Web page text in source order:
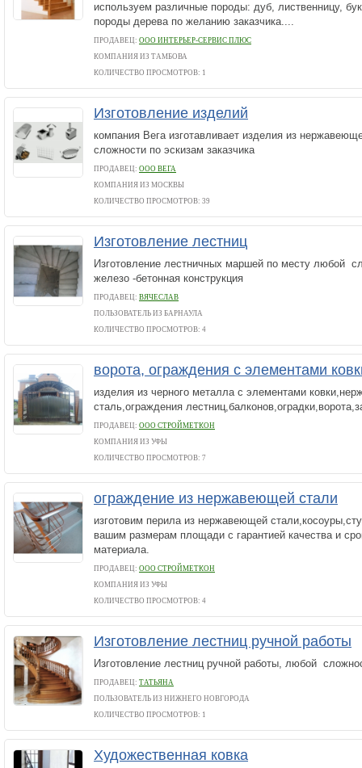
используем различные породы: дуб, лиственницу,
породы дерева по желанию заказчика....
ПРОДАВЕЦ: ООО ИНТЕРЬЕР-СЕРВИС ПЛЮС
КОМПАНИЯ ИЗ ТАМБОВА
КОЛИЧЕСТВО ПРОСМОТРОВ: 1
Изготовление изделий
компания Вега изготавливает изделия из
сложности по эскизам заказчика
ПРОДАВЕЦ: ООО ВЕГА
КОМПАНИЯ ИЗ МОСКВЫ
КОЛИЧЕСТВО ПРОСМОТРОВ: 39
Изготовление лестниц
Изготовление лестничных маршей по месту любой
железо -бетонная конструкция
ПРОДАВЕЦ: ВЯЧЕСЛАВ
ПОЛЬЗОВАТЕЛЬ ИЗ БАРНАУЛА
КОЛИЧЕСТВО ПРОСМОТРОВ: 4
ворота, ограждения с элементами
изделия из черного металла с элементами
сталь,ограждения
ПРОДАВЕЦ: ООО СТРОЙМЕТКОН
КОМПАНИЯ ИЗ УФЫ
КОЛИЧЕСТВО ПРОСМОТРОВ: 7
ограждение из нержавеющей стали
изготовим перила из нержавеющей
вашим размерам площади с гарантией качества и
материала.
ПРОДАВЕЦ: ООО СТРОЙМЕТКОН
КОМПАНИЯ ИЗ УФЫ
КОЛИЧЕСТВО ПРОСМОТРОВ: 4
Изготовление лестниц ручной работы
Изготовление лестниц ручной работы, любой
ПРОДАВЕЦ: ТАТЬЯНА
ПОЛЬЗОВАТЕЛЬ ИЗ НИЖНЕГО НОВГОРОДА
КОЛИЧЕСТВО ПРОСМОТРОВ: 1
Художественная ковка